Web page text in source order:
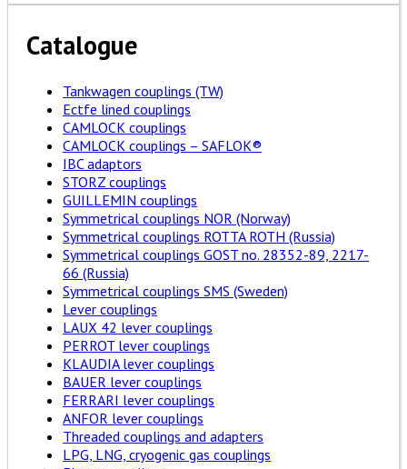
Catalogue
Tankwagen couplings (TW)
Ectfe lined couplings
CAMLOCK couplings
CAMLOCK couplings – SAFLOK®
IBC adaptors
STORZ couplings
GUILLEMIN couplings
Symmetrical couplings NOR (Norway)
Symmetrical couplings ROTTA ROTH (Russia)
Symmetrical couplings GOST no. 28352-89, 2217-
66 (Russia)
Symmetrical couplings SMS (Sweden)
Lever couplings
LAUX 42 lever couplings
PERROT lever couplings
KLAUDIA lever couplings
BAUER lever couplings
FERRARI lever couplings
ANFOR lever couplings
Threaded couplings and adapters
LPG, LNG, cryogenic gas couplings